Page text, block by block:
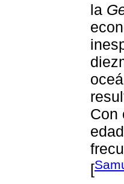
la
Con
[